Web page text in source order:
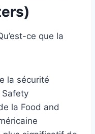
ce que la
la sécurité
Safety
la Food and